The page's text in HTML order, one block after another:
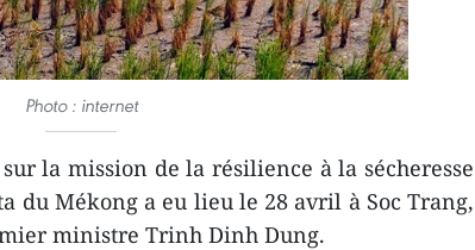
Photo : internet
la mission de la résilience à la sécheresse
du Mékong a eu lieu le 28 avril à Soc Trang,
ministre Trinh Dinh Dung.